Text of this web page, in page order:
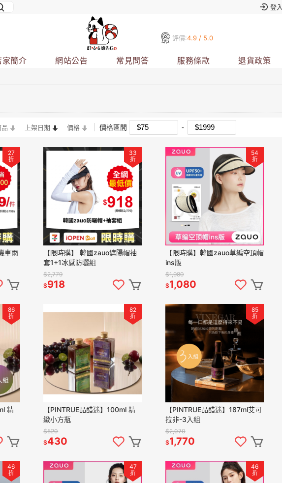
登入
評價:4.9 / 5.0
家簡介 網站公告 常見問答 服務條款 退貨政策
上架日期 價格 價格區間
27
折
車雨
33
折
【限時購】 韓國zauo遮陽帽袖
套1+1冰感防曬組
$2,779
$918
54
折
【限時購】韓國zauo草編空頂帽
ins版
$1,980
$1,080
86
折
精
82
折
【PINTRUE品醋迷】100ml 精
緻小方瓶
$520
$430
85
折
【PINTRUE品醋迷】187ml艾可
拉非-3入組
$2,070
$1,770
46
折
47
折
46
折